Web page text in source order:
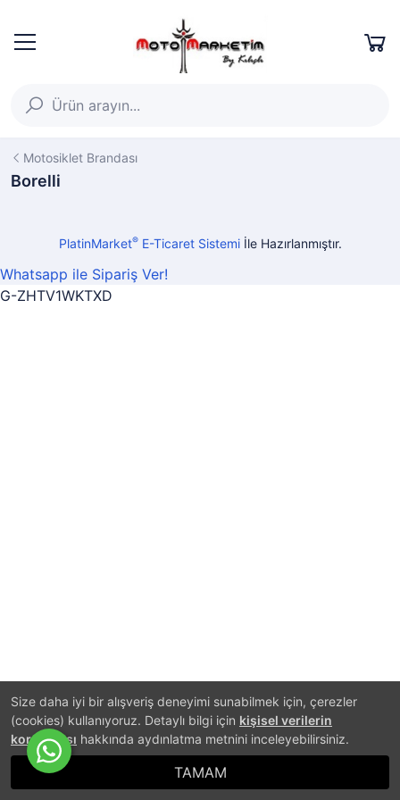
Size daha iyi bir alışveriş deneyimi sunabilmek için, çerezler
(cookies) kullanıyoruz. Detaylı bilgi için kişisel verilerin
korunması hakkında aydınlatma metnini inceleyebilirsiniz.
TAMAM
Motosiklet Brandası
Borelli
PlatinMarket®E-Ticaret Sistemiİle Hazırlanmıştır.
Whatsapp ile Sipariş Ver!
G-ZHTV1WKTXD